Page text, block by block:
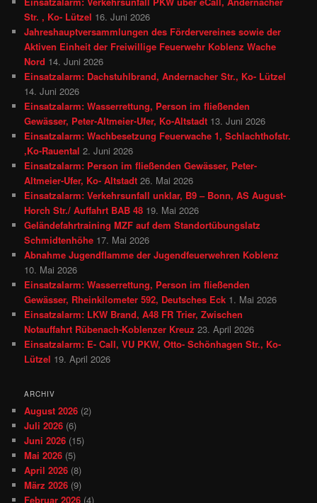
Str. , Ko- Lützel 16. Juni 2026
Jahreshauptversammlungen des Fördervereines sowie der
Aktiven Einheit der Freiwillige Feuerwehr Koblenz Wache
Nord 14. Juni 2026
Einsatzalarm: Dachstuhlbrand, Andernacher Str., Ko- Lützel
14. Juni 2026
Einsatzalarm: Wasserrettung, Person im fließenden
Gewässer, Peter-Altmeier-Ufer, Ko-Altstadt 13. Juni 2026
Einsatzalarm: Wachbesetzung Feuerwache 1, Schlachthofstr.
,Ko-Rauental 2. Juni 2026
Einsatzalarm: Person im fließenden Gewässer, Peter-
Altmeier-Ufer, Ko- Altstadt 26. Mai 2026
Einsatzalarm: Verkehrsunfall unklar, B9 – Bonn, AS August-
Horch Str./ Auffahrt BAB 48 19. Mai 2026
Geländefahrtraining MZF auf dem Standortübungslatz
Schmidtenhöhe 17. Mai 2026
Abnahme Jugendflamme der Jugendfeuerwehren Koblenz
10. Mai 2026
Einsatzalarm: Wasserrettung, Person im fließenden
Gewässer, Rheinkilometer 592, Deutsches Eck 1. Mai 2026
Einsatzalarm: LKW Brand, A48 FR Trier, Zwischen
Notauffahrt Rübenach-Koblenzer Kreuz 23. April 2026
Einsatzalarm: E- Call, VU PKW, Otto- Schönhagen Str., Ko-
Lützel 19. April 2026
ARCHIV
August 2026 (2)
Juli 2026 (6)
Juni 2026 (15)
Mai 2026 (5)
April 2026 (8)
März 2026 (9)
Februar 2026 (4)